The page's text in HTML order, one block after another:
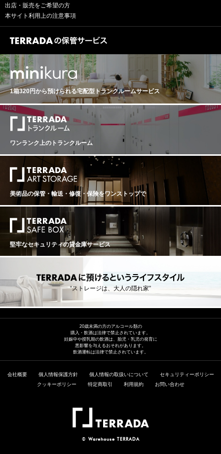
タイルを形成する重要な要素となりました。収穫は早め
ず、完熟、特にフェノール成熟の到達を待つという判断
が22hl/haと過去100年でも最低水準のひとつとなり、生
ヴァンへの比率が高まると見込まれていましたが、最良
区画の品質があまりにも際立っていたため、厳格な選別
が行われ、最終的にシャトー・マルゴーに使用されたの
は全体のわずか37%にとどまりました。アッサンブラー
ジュはカベルネ・ソーヴィニヨン89%、メルロー6%、カ
ベルネ・フラン4%、プティ・ヴェルド1%。グラスから
は、力強く複雑なアロマが広がり、果実の純度と奥行き
が際立ちます。口に含むと、クリーミーかつベルベット
のような質感を伴った凝縮した果実が広がり、きめ細か
く密度の高いタンニンが骨格を形成。タンニンはシルキ
ーでありながら深く、ワインに独自の個性と卓越した長
さを与えています。 シャトー・マルゴー2025。それは、
凝縮と繊細さ、力強さとエレガンスという相反する要素
が極めて高次元で融合したヴィンテージ。 【2025年ボル
ドー総評】 「極限の気候下で磨き抜かれた凝縮とエレガ
ンスが交錯する、21世紀のニュークラシック」 2025年
は、過去50年で最低水準となる歴史的な低収量と、ボル
ドーが長年培ってきた最新のアグロノミー（農業技術）
が交差し、不要な要素がすべて削ぎ落とされた「絶対的
純度」を誇るヴィンテージとなりました。記録的な熱波
と干ばつに見舞われながらも、アルコール度数は13.5〜1
4.0%というクラシックな数値に着地しました。極限の凝
縮感を持ちながらも、過熟感のない鮮烈なフレッシュさ
の三部作や真に偉大な2022年のような現代の精緻さを併
せ持つ、「21世紀のニュークラシック」として、今後の
ボルドーワインの礎となるでしょう。一方で、生産量は
例年の半分程度（25〜30 hl/ha）に落ち込んでいるた
せん。 2025年ヴィンテージの特異な生育は、実は前年か
ら始まっていたという生産者がいました。2024年春の天
候不順が2025年の花芽形成に影響を与えたという見解で
す。それに加え、2025年夏の極端な干ばつが重なり、ブ
ドウの実は非常に小さく凝縮しました。しかし、この過
の停止)」を引き起こしたことで、皮肉にも糖度の急激な
上昇（過熟）を免れました。そして8月末に降った「救済
熟を避けるため、粘土石灰質に深く根を張るカベルネ・
アンジェリュスやシャトー・ラフルールに代表されるト
い歴史を刻んでいます。 華やかで優美な香り、力強いタ
ンニンをともなった滑らかなボディが世界のワイン愛好
家を魅了し続けます。熟成により、さらに豊かでバラン
スのとれた深みのある味わいになるマルゴーは、飲み頃
を待つ楽しみも広がります。 そして2025年。このヴィン
テージは、歴史的に優れた年とされる“5の付く年”（198
5、1995、2005、2015）に連なる、卓越した品質を示す
年となりました。春は穏やかでバランスに優れ、過不足
のない理想的なスタートを切り、萌芽および開花はいず
れも例年より約1週間早く進行。開花は非常に均一かつ迅
速で、不作要因となる花振るいやミルランダージュも見
られず、極めて健全な生育が維持されました。初夏以降
は降雨量が少なく乾燥した状態が続き、水分ストレスが
徐々に進行。8月には顕著な熱波が到来し、成熟は加速し
ましたが、8月末から9月初旬にかけて約60mmの降雨が
もたらされ、水分バランスが回復。この降雨が気温の低
下とともに成熟を整え、フレッシュさと均整のとれたス
タイルを形成する重要な要素となりました。収穫は早め
ず、完熟、特にフェノール成熟の到達を待つという判断
のもとで行われ、結果として理想的な熟度のブドウが丁
寧に摘み取られました。 2025年は極端な乾燥により収量
が22hl/haと過去100年でも最低水準のひとつとなり、生
産量は平年の半分強にとどまりました。当初はグラン・
ヴァンへの比率が高まると見込まれていましたが、最良
区画の品質があまりにも際立っていたため、厳格な選別
が行われ、最終的にシャトー・マルゴーに使用されたの
は全体のわずか37%にとどまりました。アッサンブラー
ジュはカベルネ・ソーヴィニヨン89%、メルロー6%、カ
ベルネ・フラン4%、プティ・ヴェルド1%。グラスから
が際立ちます。口に含むと、クリーミーかつベルベット
のような質感を伴った凝縮した果実が広がり、きめ細か
く密度の高いタンニンが骨格を形成。タンニンはシルキ
ーでありながら深く、ワインに独自の個性と卓越した長
さを与えています。 シャトー・マルゴー2025。それは、
凝縮と繊細さ、力強さとエレガンスという相反する要素
が極めて高次元で融合したヴィンテージ。 【2025年ボル
ドー総評】 「極限の気候下で磨き抜かれた凝縮とエレガ
ンスが交錯する、21世紀のニュークラシック」 2025年
は、過去50年で最低水準となる歴史的な低収量と、ボル
が交差し、不要な要素がすべて削ぎ落とされた「絶対的
純度」を誇るヴィンテージとなりました。記録的な熱波
縮感を持ちながらも、過熟感のない鮮烈なフレッシュさ
な長期熟成ポテンシャルと、2018年、2019年、2020年
いますが、このパヴィヨン・ルージュのファーストヴィ
ンテージは1908年とパイオニア的な存在です。現在はセ
られています。 そして2025年。このヴィンテージは、厳
と張り」を体現する年となりました。春は穏やかでバラ
ンスに優れ、萌芽および開花はいずれも例年より約1週間
早く進行。開花は均一かつ迅速で、極めて良好な状態が
維持されました。初夏から夏にかけては乾燥した気候が
続き、水分ストレスが徐々に進行。8月には熱波の影響で
成熟が加速しますが、8月末から9月初旬にかけての降雨
がブドウ樹に潤いを与え、成熟のバランスを回復させま
した。その後は安定した天候が続き、収穫はあえて急が
ず、フェノール成熟の最適なタイミングを見極めて実施
されています。この判断により、完熟した健全な果実が
揃い、ヴィンテージのポテンシャルが最大限に引き出さ
れました。 2025年は特に厳格な選別が行われ、収穫のう
ちパヴィヨン・ルージュに使用されたのはわずか28%。
こうした選果の徹底が、ワインの精度と個性を際立たせ
ています。アッサンブラージュはカベルネ・ソーヴィニ
ヨン70%、メルロー16%、プティ・ヴェルド10%、カベ
ルネ・フラン4%。グラスから立ち上がるのは、黒系果実
を中心とした凝縮したアロマに、フローラルやスパイス
のニュアンスが重なる洗練された香り。口に含むと、果
実は引き締まった印象を持ちながらもピュアで、テクス
チャーは滑らか。特にグラン・ヴァンと比較して、より
力強いタンニンが骨格を形成しており、ワイン全体に構
造とエネルギー、そして優れた持続性をもたらしていま
ー・マルゴー2025。それは、凝縮とフレッシュさ、力強
さと精密さが見事に調和したヴィンテージ。 【2025年ボ
ルドー総評】 「極限の気候下で磨き抜かれた凝縮とエレ
ガンスが交錯する、21世紀のニュークラシック」 2025
ルドーが長年培ってきた最新のアグロノミー（農業技
術）が交差し、不要な要素がすべて削ぎ落とされた「絶
対的純度」を誇るヴィンテージとなりました。記録的な
熱波と干ばつに見舞われながらも、アルコール度数は13.
5〜14.0%というクラシックな数値に着地しました。極限
ュさを備えたこのワインは、かつての1986年のような圧
倒的な長期熟成ポテンシャルと、2018年、2019年、202
後のボルドーワインの礎となるでしょう。一方で、生産
量は例年の半分程度（25〜30 hl/ha）に落ち込んでいる
ません。 2025年ヴィンテージの特異な生育は、実は前年
出店・販売をご希望の方
本サイト利用上の注意事項
1箱320円から預けられる宅配型トランクルームサービス
ワンランク上のトランクルーム
美術品の保管・輸送・修復・保険をワンストップで
堅牢なセキュリティの貸金庫サービス
“ストレージは、大人の隠れ家”
20歳未満の方のアルコール類の
購入・飲酒は法律で禁止されています。
妊娠中や授乳期の飲酒は、胎児・乳児の発育に
悪影響を与えるおそれがあります。
飲酒運転は法律で禁止されています。
会社概要 個人情報保護方針 個人情報の取扱いについて
セキュリティーポリシー
クッキーポリシー
特定商取引 利用規約 お問い合わせ
© Warehouse TERRADA